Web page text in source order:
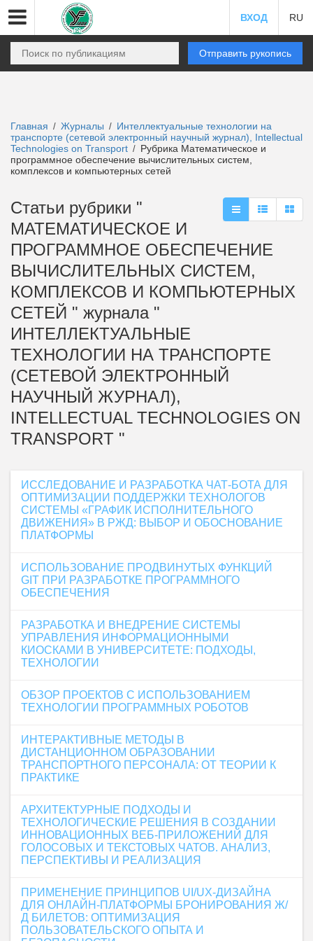
ВХОД RU
Отправить рукопись
Главная / Журналы / Интеллектуальные технологии на
транспорте (сетевой электронный научный журнал), Intellectual
Technologies on Transport / Рубрика Математическое и
программное обеспечение вычислительных систем,
комплексов и компьютерных сетей
Статьи рубрики "
МАТЕМАТИЧЕСКОЕ И
ПРОГРАММНОЕ ОБЕСПЕЧЕНИЕ
ВЫЧИСЛИТЕЛЬНЫХ СИСТЕМ,
КОМПЛЕКСОВ И КОМПЬЮТЕРНЫХ
СЕТЕЙ " журнала "
ИНТЕЛЛЕКТУАЛЬНЫЕ
ТЕХНОЛОГИИ НА ТРАНСПОРТЕ
(СЕТЕВОЙ ЭЛЕКТРОННЫЙ
НАУЧНЫЙ ЖУРНАЛ),
INTELLECTUAL TECHNOLOGIES ON
TRANSPORT "
ИССЛЕДОВАНИЕ И РАЗРАБОТКА ЧАТ-БОТА ДЛЯ
ОПТИМИЗАЦИИ ПОДДЕРЖКИ ТЕХНОЛОГОВ
СИСТЕМЫ «ГРАФИК ИСПОЛНИТЕЛЬНОГО
ДВИЖЕНИЯ» В РЖД: ВЫБОР И ОБОСНОВАНИЕ
ПЛАТФОРМЫ
ИСПОЛЬЗОВАНИЕ ПРОДВИНУТЫХ ФУНКЦИЙ
GIT ПРИ РАЗРАБОТКЕ ПРОГРАММНОГО
ОБЕСПЕЧЕНИЯ
РАЗРАБОТКА И ВНЕДРЕНИЕ СИСТЕМЫ
УПРАВЛЕНИЯ ИНФОРМАЦИОННЫМИ
КИОСКАМИ В УНИВЕРСИТЕТЕ: ПОДХОДЫ,
ТЕХНОЛОГИИ
ОБЗОР ПРОЕКТОВ С ИСПОЛЬЗОВАНИЕМ
ТЕХНОЛОГИИ ПРОГРАММНЫХ РОБОТОВ
ИНТЕРАКТИВНЫЕ МЕТОДЫ В
ДИСТАНЦИОННОМ ОБРАЗОВАНИИ
ТРАНСПОРТНОГО ПЕРСОНАЛА: ОТ ТЕОРИИ К
ПРАКТИКЕ
АРХИТЕКТУРНЫЕ ПОДХОДЫ И
ТЕХНОЛОГИЧЕСКИЕ РЕШЕНИЯ В СОЗДАНИИ
ИННОВАЦИОННЫХ ВЕБ-ПРИЛОЖЕНИЙ ДЛЯ
ГОЛОСОВЫХ И ТЕКСТОВЫХ ЧАТОВ. АНАЛИЗ,
ПЕРСПЕКТИВЫ И РЕАЛИЗАЦИЯ
ПРИМЕНЕНИЕ ПРИНЦИПОВ UI/UX-ДИЗАЙНА
ДЛЯ ОНЛАЙН-ПЛАТФОРМЫ БРОНИРОВАНИЯ Ж/
Д БИЛЕТОВ: ОПТИМИЗАЦИЯ
ПОЛЬЗОВАТЕЛЬСКОГО ОПЫТА И